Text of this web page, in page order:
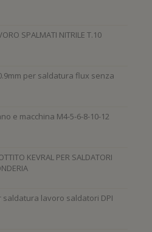
SPALMATI NITRILE T.10
per saldatura flux senza
e macchina M4-5-6-8-10-12
KEVRAL PER SALDATORI
lavoro saldatori DPI